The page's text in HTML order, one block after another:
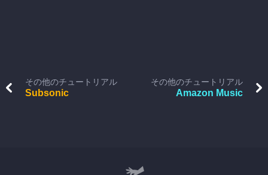
その他のチュートリアル
Subsonic
その他のチュートリアル
Amazon Music